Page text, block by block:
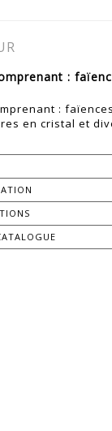
:
:
en cristal et